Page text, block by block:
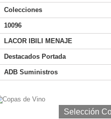
Colecciones
10096
LACOR IBILI MENAJE
Destacados Portada
ADB Suministros
Selección Copas de Vino y Champagne
Selección